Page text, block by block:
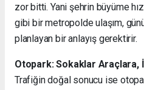
zor bitti. Yani şehrin büyüme
gibi bir metropolde ulaşım,
planlayan bir anlayış gerektirir.
Otopark: Sokaklar Araçlara,
Trafiğin doğal sonucu ise